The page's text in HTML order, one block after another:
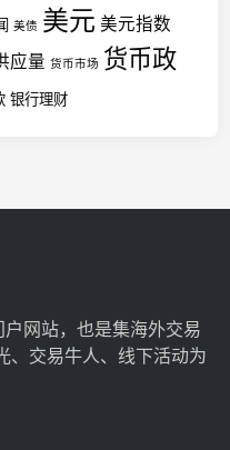
美债 美元 美元指数
应量 货币市场 货币政
银行理财
网站，也是集海外交易
、交易牛人、线下活动为